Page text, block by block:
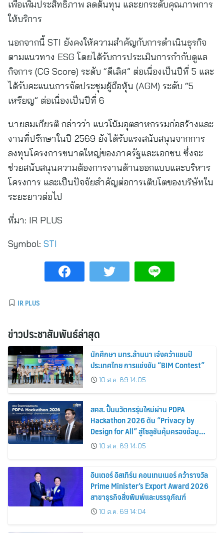
เพื่อเพิ่มประสิทธิภาพ ลดต้นทุน และยกระดับคุณภาพการ
ให้บริการ
นอกจากนี้ STI ยังคงให้ความสำคัญกับการดำเนินธุรกิจ
ตามแนวทาง ESG โดยได้รับการประเมินการกำกับดูแล
กิจการ (CG Score) ระดับ “ดีเลิศ” ต่อเนื่องเป็นปีที่ 5 และ
ได้รับคะแนนการจัดประชุมผู้ถือหุ้น (AGM) ระดับ “5
เหรียญ” ต่อเนื่องเป็นปีที่ 6
นายสมเกียรติ กล่าวว่า แนวโน้มอุตสาหกรรมก่อสร้างและ
งานที่ปรึกษาในปี 2569 ยังได้รับแรงสนับสนุนจากการ
ลงทุนโครงการขนาดใหญ่ของภาครัฐและเอกชน ซึ่งจะ
ช่วยสนับสนุนความต้องการงานด้านออกแบบและบริหาร
โครงการ และเป็นปัจจัยสำคัญต่อการเติบโตของบริษัทใน
ระยะยาวต่อไป
ที่มา: IR PLUS
Symbol: STI
IR PLUS
ข่าวประชาสัมพันธ์ล่าสุด
นักศึกษา มทร.ล้านนา เจ๋งคว้าแชมป์
ประเทศไทย การแข่งขัน “BIM Contest”
10 ส.ค. 69 14:05
สคส. ปั้นนวัตกรรุ่นใหม่ผ่าน PDPA
Hackathon 2026 ดัน “Privacy by
Design for All” สู่โซลูชันคุ้มครองข้อมูล
ส่วนบุคคลที่ใช้ได้จริง
10 ส.ค. 69 14:05
อินเตอร์ อิสเทิร์น คอนเทนเนอร์ คว้ารางวัล
Prime Minister’s Export Award 2026
สาขาธุรกิจสิ่งพิมพ์และบรรจุภัณฑ์
10 ส.ค. 69 14:04